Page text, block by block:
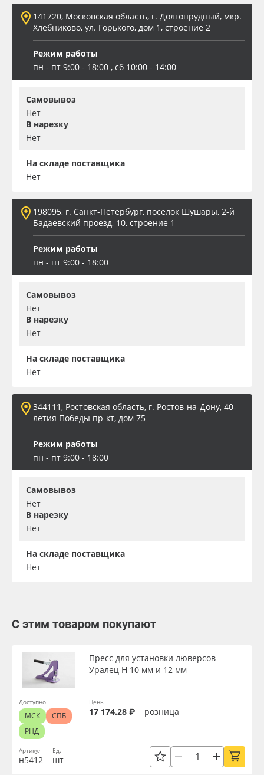
Oracal 641
Orajet 3640
Плёнка монтажная Oratape
ПЭТ листовой
ПЭТ бэклит
Вспененный ПВХ
Баннер
Заготовки для сувениров
141720, Московская область, г. Долгопрудный, мкр.
Хлебниково, ул. Горького, дом 1, строение 2
Режим работы
пн - пт 9:00 - 18:00 , сб 10:00 - 14:00
Самовывоз
Нет
В нарезку
Нет
На складе поставщика
Нет
198095, г. Санкт-Петербург, поселок Шушары, 2-й
Бадаевский проезд, 10, строение 1
Режим работы
пн - пт 9:00 - 18:00
Самовывоз
Нет
В нарезку
Нет
На складе поставщика
Нет
344111, Ростовская область, г. Ростов-на-Дону, 40-
летия Победы пр-кт, дом 75
Режим работы
пн - пт 9:00 - 18:00
Самовывоз
Нет
В нарезку
Нет
На складе поставщика
Нет
С этим товаром покупают
Артикул
н5412
Пресс для установки люверсов
Уралец Н 10 мм и 12 мм
Ед.
шт
Цены
17 174.28 ₽ розница
Доступно
МСК
СПБ
РНД